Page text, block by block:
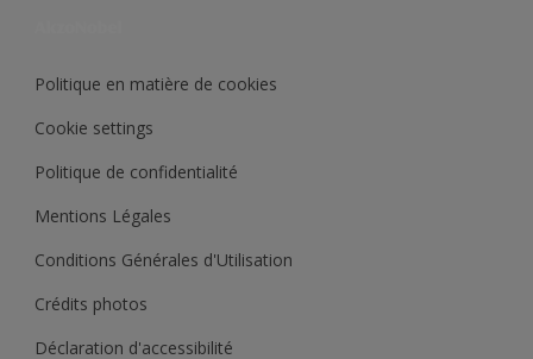
Politique en matière de cookies
Cookie settings
Politique de confidentialité
Mentions Légales
Conditions Générales d'Utilisation
Crédits photos
Déclaration d'accessibilité